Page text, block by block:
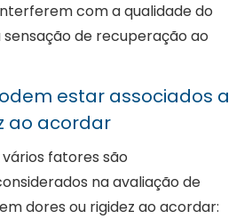
com a qualidade do
de recuperação ao
estar associados a
ao acordar
fatores são
na avaliação de
dores ou rigidez ao acordar: